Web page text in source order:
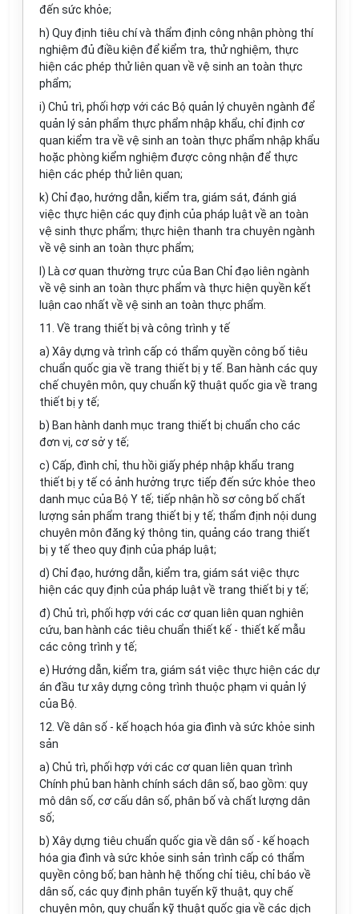
đến sức khỏe;
h) Quy định tiêu chí và thẩm định công nhận phòng thí
nghiệm đủ điều kiện để kiểm tra, thử nghiệm, thực
hiện các phép thử liên quan về vệ sinh an toàn thực
phẩm;
i) Chủ trì, phối hợp với các Bộ quản lý chuyên ngành để
quản lý sản phẩm thực phẩm nhập khẩu, chỉ định cơ
quan kiểm tra về vệ sinh an toàn thực phẩm nhập khẩu
hoặc phòng kiểm nghiệm được công nhận để thực
hiện các phép thử liên quan;
k) Chỉ đạo, hướng dẫn, kiểm tra, giám sát, đánh giá
việc thực hiện các quy định của pháp luật về an toàn
vệ sinh thực phẩm; thực hiện thanh tra chuyên ngành
về vệ sinh an toàn thực phẩm;
l) Là cơ quan thường trực của Ban Chỉ đạo liên ngành
về vệ sinh an toàn thực phẩm và thực hiện quyền kết
luận cao nhất về vệ sinh an toàn thực phẩm.
11. Về trang thiết bị và công trình y tế
a) Xây dựng và trình cấp có thẩm quyền công bố tiêu
chuẩn quốc gia về trang thiết bị y tế. Ban hành các quy
chế chuyên môn, quy chuẩn kỹ thuật quốc gia về trang
thiết bị y tế;
b) Ban hành danh mục trang thiết bị chuẩn cho các
đơn vị, cơ sở y tế;
c) Cấp, đình chỉ, thu hồi giấy phép nhập khẩu trang
thiết bị y tế có ảnh hưởng trực tiếp đến sức khỏe theo
danh mục của Bộ Y tế; tiếp nhận hồ sơ công bố chất
lượng sản phẩm trang thiết bị y tế; thẩm định nội dung
chuyên môn đăng ký thông tin, quảng cáo trang thiết
bị y tế theo quy định của pháp luật;
d) Chỉ đạo, hướng dẫn, kiểm tra, giám sát việc thực
hiện các quy định của pháp luật về trang thiết bị y tế;
đ) Chủ trì, phối hợp với các cơ quan liên quan nghiên
cứu, ban hành các tiêu chuẩn thiết kế - thiết kế mẫu
các công trình y tế;
e) Hướng dẫn, kiểm tra, giám sát việc thực hiện các dự
án đầu tư xây dựng công trình thuộc phạm vi quản lý
của Bộ.
12. Về dân số - kế hoạch hóa gia đình và sức khỏe sinh
sản
a) Chủ trì, phối hợp với các cơ quan liên quan trình
Chính phủ ban hành chính sách dân số, bao gồm: quy
mô dân số, cơ cấu dân số, phân bố và chất lượng dân
số;
b) Xây dựng tiêu chuẩn quốc gia về dân số - kế hoạch
hóa gia đình và sức khỏe sinh sản trình cấp có thẩm
quyền công bố; ban hành hệ thống chỉ tiêu, chỉ báo về
dân số, các quy định phân tuyến kỹ thuật, quy chế
chuyên môn, quy chuẩn kỹ thuật quốc gia về các dịch